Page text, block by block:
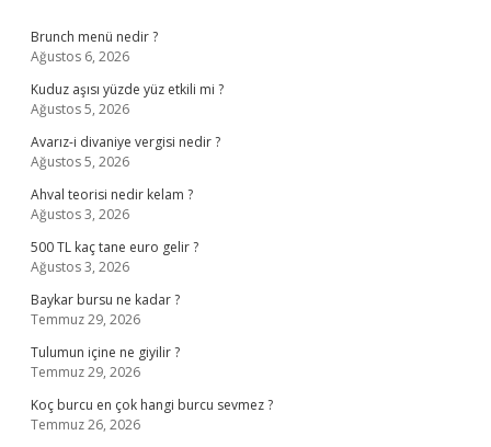
Brunch menü nedir ?
Ağustos 6, 2026
Kuduz aşısı yüzde yüz etkili mi ?
Ağustos 5, 2026
Avarız-i divaniye vergisi nedir ?
Ağustos 5, 2026
Ahval teorisi nedir kelam ?
Ağustos 3, 2026
500 TL kaç tane euro gelir ?
Ağustos 3, 2026
Baykar bursu ne kadar ?
Temmuz 29, 2026
Tulumun içine ne giyilir ?
Temmuz 29, 2026
Koç burcu en çok hangi burcu sevmez ?
Temmuz 26, 2026